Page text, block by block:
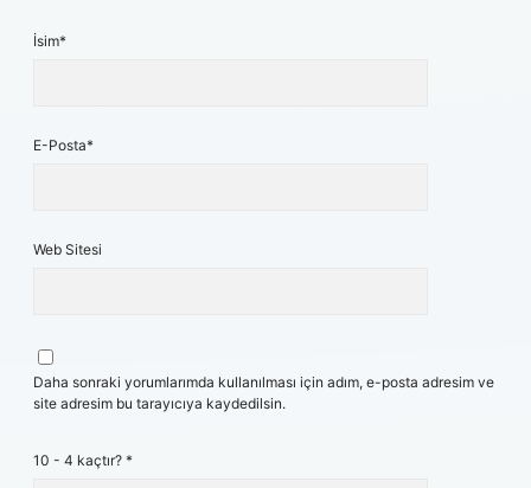
İsim*
E-Posta*
Web Sitesi
Daha sonraki yorumlarımda kullanılması için adım, e-posta adresim ve
site adresim bu tarayıcıya kaydedilsin.
10 - 4 kaçtır? *